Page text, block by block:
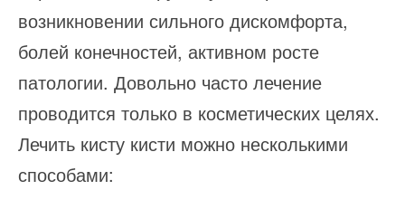
возникновении сильного дискомфорта,
болей конечностей, активном росте
патологии. Довольно часто лечение
проводится только в косметических целях.
Лечить кисту кисти можно несколькими
способами: